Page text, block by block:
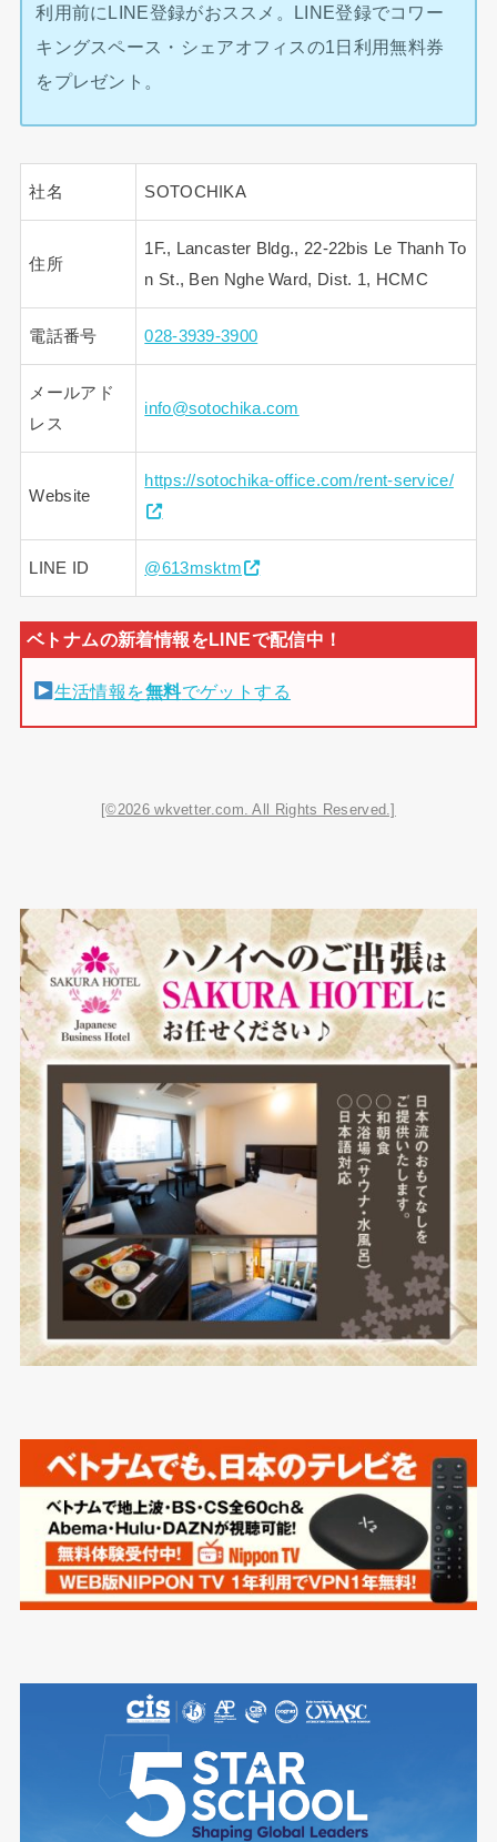
利用前にLINE登録がおススメ。LINE登録でコワー
キングスペース・シェアオフィスの1日利用無料券
をプレゼント。
社名 SOTOCHIKA
住所
1F., Lancaster Bldg., 22-22bis Le Thanh To
n St., Ben Nghe Ward, Dist. 1, HCMC
電話番号 028-3939-3900
メールアド
レス
info@sotochika.com
Website
https://sotochika-office.com/rent-service/
LINE ID @613msktm
生活情報を無料でゲットする
[©2026 wkvetter.com. All Rights Reserved.]